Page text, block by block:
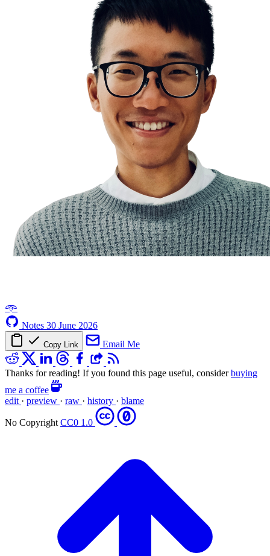
𖥸
Notes 30 June 2026
Copy Link Email Me
Thanks for reading! If you found this page useful, considerbuying
me a coffee
edit · preview · raw · history · blame
No Copyright CC0 1.0